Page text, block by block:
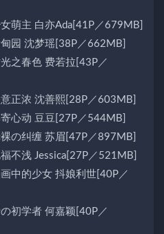
萌主 白亦Ada[41P／679MB]
园 沈梦瑶[38P／662MB]
之春色 费若拉[43P／
正浓 沈善熙[28P／603MB]
心动 豆豆[27P／544MB]
の纠缠 苏眉[47P／897MB]
不浅 Jessica[27P／521MB]
中的少女 抖娘利世[40P／
初学者 何嘉颖[40P／